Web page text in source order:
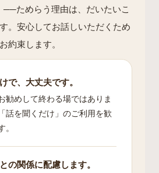
──ためらう理由は、だいたいこ
。安心してお話しいただくため
約束します。
で、大丈夫です。
勧めして終わる場ではありま
話を聞くだけ」のご利用を歓
。
の関係に配慮します。